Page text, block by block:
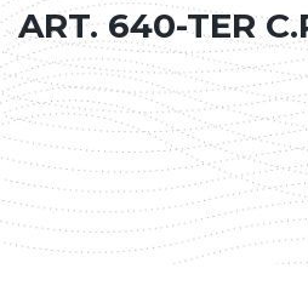
ART. 640-TER